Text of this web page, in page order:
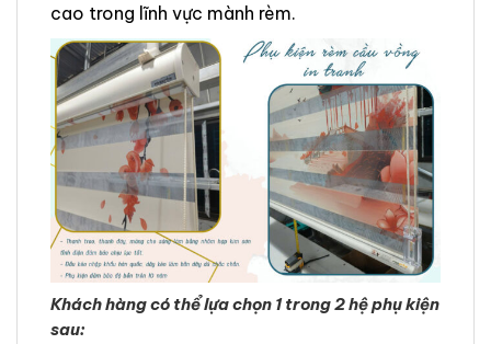
cao trong lĩnh vực mành rèm.
Khách hàng có thể lựa chọn 1 trong 2 hệ phụ kiện
sau: